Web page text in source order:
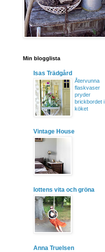
Min blogglista
Isas Trädgård
Återvunna
flaskvaser
pryder
brickbordet i
köket
Vintage House
lottens vita och gröna
Anna Truelsen